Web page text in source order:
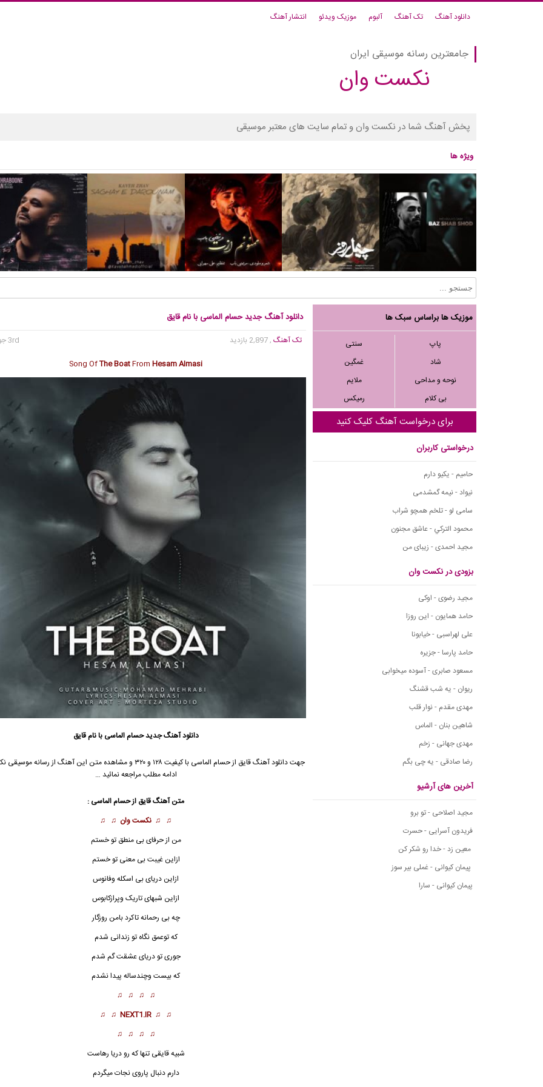
دانلود آهنگ تک آهنگ آلبوم موزیک ویدئو انتشار آهنگ
جامعترین رسانه موسیقی ایران
نکست وان
پخش آهنگ شما در نکست وان و تمام سایت های معتبر موسیقی
ویژه ها
موزیک ها براساس سبک ها
پاپ
سنتی
شاد
غمگین
نوحه و مداحی
ملایم
بی کلام
رمیکس
برای درخواست آهنگ کلیک کنید
درخواستی کاربران
حامیم - یکیو دارم
نیواد - نیمه گمشدمی
سامی لو - تلخم همچو شراب
محمود التركي - عاشق مجنون
مجید احمدی - زیبای من
بزودی در نکست وان
مجید رضوی - اوکی
حامد همایون - این روزا
علی لهراسبی - خیابونا
حامد پارسا - جزیره
مسعود صابری - آسوده میخوابی
ریوان - یه شب قشنگ
مهدی مقدم - نوار قلب
شاهین بنان - الماس
مهدی جهانی - زخم
رضا صادقی - یه چی بگم
آخرین های آرشیو
مجید اصلاحی - تو برو
فریدون آسرایی - حسرت
معین زد - خدا رو شکر کن
پیمان کیوانی - غملی بیر سوز
پیمان کیوانی - سارا
دانلود آهنگ جدید حسام الماسی با نام قایق
تک آهنگ, 2,897 بازدید
3rd جولای 2020
Song OfThe BoatFromHesam Almasi
دانلود آهنگ جدیدحسام الماسی با نام قایق
جهت دانلود آهنگ قایق از حسام الماسی با کیفیت ۱۲۸ و ۳۲۰ و مشاهده متن این آهنگ از
ادامه مطلب مراجعه نمائید …
متن آهنگقایق از حسام الماسی :
♫ ♫ نکست وان ♫ ♫
من از حرفای بی منطق تو خستم
ازاین غیبت بی معنی تو خستم
ازاین دریای بی اسکله وفانوس
ازاین شبهای تاریک وپرازکابوس
چه بی رحمانه تاکرد بامن روزگار
که توعمق نگاه تو زندانی شدم
جوری تو دریای عشقت گم شدم
که بیست وچندساله پیدا نشدم
♫ ♫ ♫ ♫
♫ ♫
NEXT1.IR
♫ ♫
♫ ♫ ♫ ♫
شبیه قایقی تنهاکه رو دریا رهاست
دارم دنبال پاروی نجات میگردم